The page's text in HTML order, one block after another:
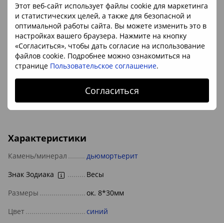
Этот веб-сайт использует файлы cookie для маркетинга
и статистических целей, а также для безопасной и
оптимальной работы сайта. Вы можете изменить это в
настройках вашего браузера. Нажмите на кнопку
«Согласиться», чтобы дать согласие на использование
файлов cookie. Подробнее можно ознакомиться на
странице Пользовательское соглашение.
Согласиться
Размер : ок. 8*30мм
Происхождение камня:Намибия
Цена указана за 1г
Заказы принимаются от 1шт. Один камень может весить
Характеристики
Камень/минерал
дьюмортьерит
Знак Зодиака
Весы
Размеры
ок. 8*30мм
Цвет
синий